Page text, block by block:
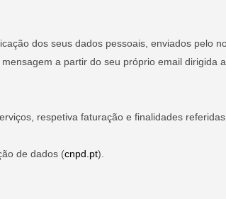
dos seus dados pessoais, enviados pelo
a partir do seu próprio email dirigida
respetiva faturação e finalidades referidas.
de dados (cnpd.pt).